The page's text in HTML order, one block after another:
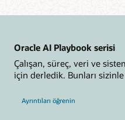
Oracle AI Playbook serisi
Çalışan, süreç, veri ve
için derledik. Bunları
Ayrıntıları öğrenin